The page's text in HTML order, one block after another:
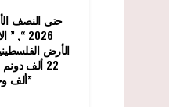
2026
الأرض
ألف وحدة استيطانية”